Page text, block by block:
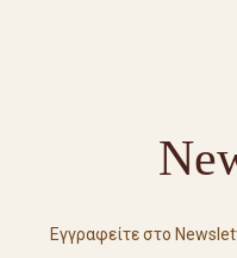
Εγγραφείτε στο